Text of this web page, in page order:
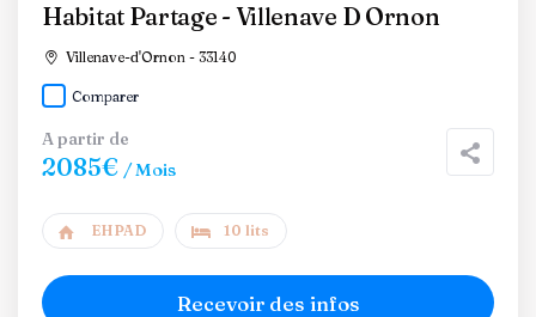
Habitat Partage - Villenave D Ornon
Villenave-d'Ornon - 33140
Comparer
A partir de
2085€ / Mois
EHPAD 10 lits
Recevoir des infos